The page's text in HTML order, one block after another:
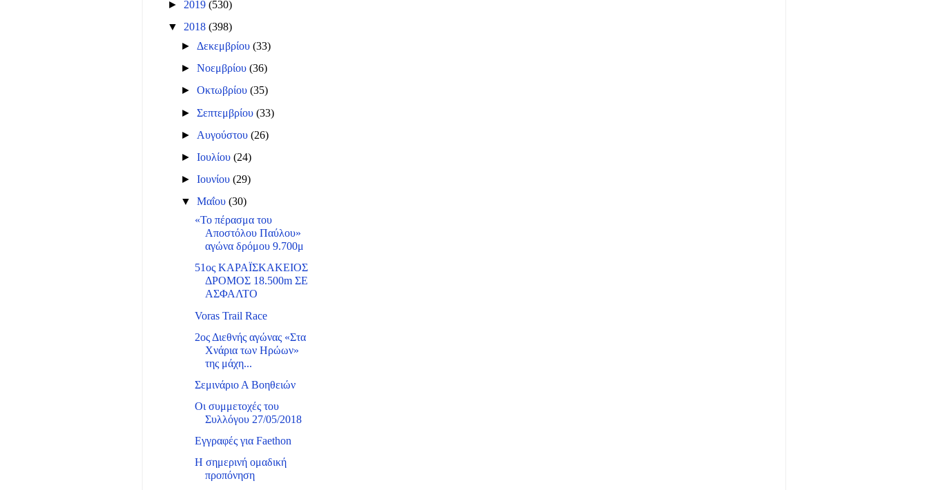
► 2019 (530)
▼ 2018 (398)
► Δεκεμβρίου(33)
►Νοεμβρίου(36)
►Οκτωβρίου(35)
►Σεπτεμβρίου(33)
► Αυγούστου(26)
►Ιουλίου(24)
►Ιουνίου(29)
▼Μαΐου(30)
«Το πέρασμα του
Αποστόλου Παύλου»
αγώνα δρόμου 9.700μ
51ος ΚΑΡΑΪΣΚΑΚΕΙΟΣ
ΔΡΟΜΟΣ 18.500m ΣΕ
ΑΣΦΑΛΤΟ
Voras Trail Race
2ος Διεθνής αγώνας «Στα
Χνάρια των Ηρώων»
της μάχη...
Σεμινάριο Α Βοηθειών
Οι συμμετοχές του
Συλλόγου 27/05/2018
Εγγραφές για Faethon
Η σημερινή ομαδική
προπόνηση